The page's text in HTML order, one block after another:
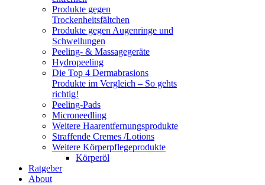
Produkte gegen
Trockenheitsfältchen
Produkte gegen Augenringe und
Schwellungen
Peeling- & Massagegeräte
Hydropeeling
Die Top 4 Dermabrasions
Produkte im Vergleich – So gehts
richtig!
Peeling-Pads
Microneedling
Weitere Haarentfernungsprodukte
Straffende Cremes /Lotions
Weitere Körperpflegeprodukte
Körperöl
Ratgeber
About